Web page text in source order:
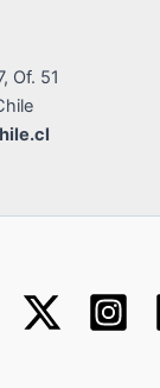
Of. 51